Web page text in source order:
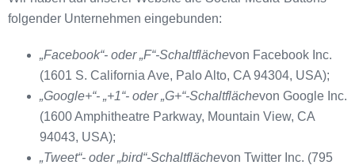
folgender Unternehmen eingebunden:
„Facebook“- oder „F“-Schaltflächevon Facebook Inc.
(1601 S. California Ave, Palo Alto, CA 94304, USA);
„Google+“- „+1“- oder „G+“-Schaltflächevon Google Inc.
(1600 Amphitheatre Parkway, Mountain View, CA
94043, USA);
„Tweet“- oder „bird“-Schaltflächevon Twitter Inc. (795